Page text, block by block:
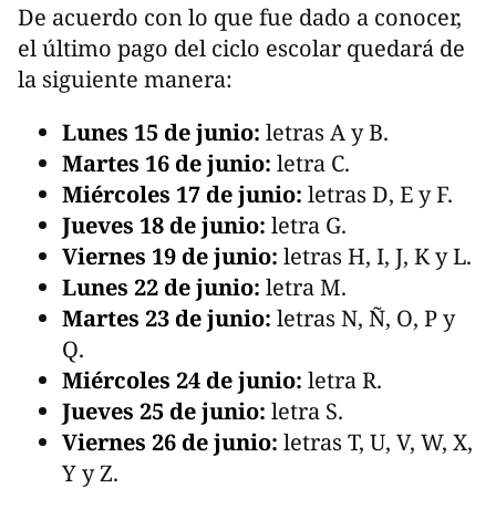
De acuerdo con lo que fue dado a conocer,
el último pago del ciclo escolar quedará de
la siguiente manera:
Lunes 15 de junio: letras A y B.
Martes 16 de junio: letra C.
Miércoles 17 de junio: letras D, E y F.
Jueves 18 de junio: letra G.
Viernes 19 de junio: letras H, I, J, K y L.
Lunes 22 de junio: letra M.
Martes 23 de junio: letras N, Ñ, O, P y
Q.
Miércoles 24 de junio: letra R.
Jueves 25 de junio: letra S.
Viernes 26 de junio: letras T, U, V, W, X,
Y y Z.